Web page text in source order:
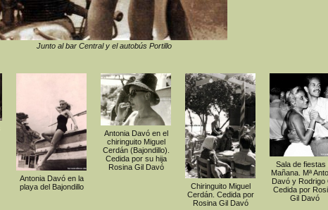
Junto al bar Central y el autobús Portillo
Antonia Davó en la
playa del Bajondillo
Antonia Davó en el
chiringuito Miguel
Cerdán (Bajondillo).
Cedida por su hija
Rosina Gil Davó
Chiringuito Miguel
Cerdán. Cedida por
Rosina Gil Davó
Sala de fiestas
Mañana. Mª
Davó y Rodrigo
Cedida por
Gil Davó